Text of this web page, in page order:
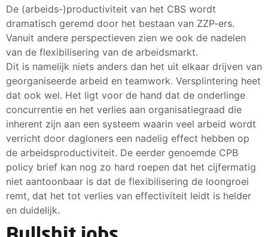
De (arbeids-)productiviteit van het CBS wordt
dramatisch geremd door het bestaan van ZZP-ers.
Vanuit andere perspectieven zien we ook de nadelen
van de flexibilisering van de arbeidsmarkt.
Dit is namelijk niets anders dan het uit elkaar drijven van
georganiseerde arbeid en teamwork. Versplintering heet
dat ook wel. Het ligt voor de hand dat de onderlinge
concurrentie en het verlies aan organisatiegraad die
inherent zijn aan een systeem waarin veel arbeid wordt
verricht door dagloners een nadelig effect hebben op
de arbeidsproductiviteit. De eerder genoemde CPB
policy brief kan nog zo hard roepen dat het cijfermatig
niet aantoonbaar is dat de flexibilisering de loongroei
remt, dat het tot verlies van effectiviteit leidt is helder
en duidelijk.